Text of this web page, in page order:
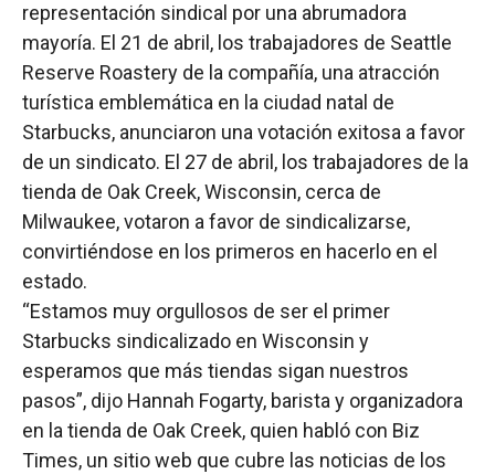
representación sindical por una abrumadora
mayoría. El 21 de abril, los trabajadores de Seattle
Reserve Roastery de la compañía, una atracción
turística emblemática en la ciudad natal de
Starbucks, anunciaron una votación exitosa a favor
de un sindicato. El 27 de abril, los trabajadores de la
tienda de Oak Creek, Wisconsin, cerca de
Milwaukee, votaron a favor de sindicalizarse,
convirtiéndose en los primeros en hacerlo en el
estado.
“Estamos muy orgullosos de ser el primer
Starbucks sindicalizado en Wisconsin y
esperamos que más tiendas sigan nuestros
pasos”, dijo Hannah Fogarty, barista y organizadora
en la tienda de Oak Creek, quien habló con Biz
Times, un sitio web que cubre las noticias de los